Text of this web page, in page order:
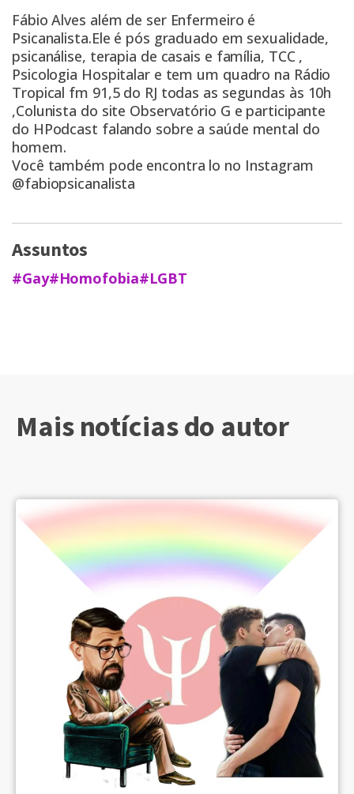
Fábio Alves além de ser Enfermeiro é
Psicanalista.Ele é pós graduado em sexualidade,
psicanálise, terapia de casais e família, TCC ,
Psicologia Hospitalar e tem um quadro na Rádio
Tropical fm 91,5 do RJ todas as segundas às 10h
,Colunista do site Observatório G e participante
do HPodcast falando sobre a saúde mental do
homem.
Você também pode encontra lo no Instagram
@fabiopsicanalista
Assuntos
#Gay#Homofobia#LGBT
Mais notícias do autor